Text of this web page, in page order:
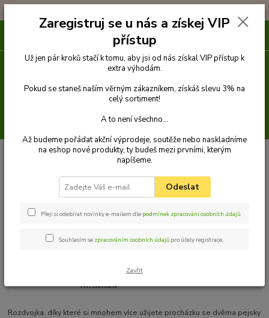
Venčení Rozdvojky Rozdvojka lano 8 mm x 40 cm
Palkar
vodítko rozdvojka pro psy 40 cm x 8 mm černo-bílá
Palkar vodítko rozdvojka pro psy
40 cm x 8 mm černo-bílá
Rozdvojka, díky které si mnohem více užijete procházku se dvěma pejsky
Zaregistruj se u nás a získej VIP
přístup
Už jen pár kroků stačí k tomu, aby jsi od nás získal VIP přístup k
extra výhodám.
Pokud se staneš naším věrným zákazníkem, získáš slevu 3% na
celý sortiment!
A to není všechno...
Až budeme pořádat akční výprodeje, soutěže nebo naskladníme
na eshop nové produkty, ty budeš mezi prvními, kterým
napíšeme.
Odeslat
Přeji si odebírat novinky e-mailem dle podmínek zpracování osobních údajů.
Souhlasím se zpracováním osobních údajů pro účely registrace.
Zavřít